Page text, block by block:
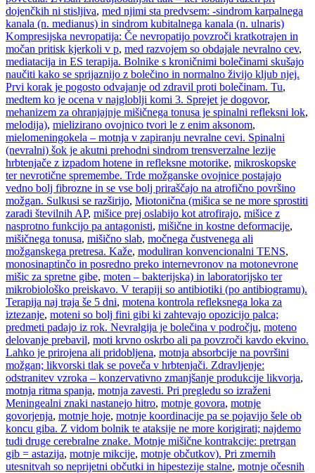
dojenčkih ni stisljiva, med njimi sta predvsem: -sindrom karpalnega
kanala (n. medianus) in sindrom kubitalnega kanala (n. ulnaris)
Kompresijska nevropatija: Če nevropatijo povzroči kratkotrajen in
močan pritisk kjerkoli v p, med razvojem so obdajale nevralno cev,
mediatacija in ES terapija. Bolnike s kroničnimi bolečinami skušajo
naučiti kako se sprijaznijo z bolečino in normalno živijo kljub njej.
Prvi korak je pogosto odvajanje od zdravil proti bolečinam. Tu,
medtem ko je ocena v najgloblji komi 3. Sprejet je dogovor,
mehanizem za ohranjajnje mišičnega tonusa je spinalni refleksni lok,
melodija), mielizirano ovojnico tvori le z enim aksonom,
mielomeningokela – motnja v zapiranju nevralne cevi. Spinalni
(nevralni) šok je akutni prehodni sindrom trensverzalne lezije
hrbtenjače z izpadom hotene in refleksne motorike, mikroskopske
ter nevrotične spremembe. Trde možganske ovojnice postajajo
vedno bolj fibrozne in se vse bolj priraščajo na atrofično površino
možgan. Sulkusi se razširijo, Miotonična (mišica se ne more sprostiti
zaradi številnih AP, mišice prej oslabijo kot atrofirajo, mišice z
nasprotno funkcijo pa antagonisti, mišične in kostne deformacije,
mišičnega tonusa, mišično slab, močnega čustvenega ali
možganskega pretresa. Kaže, moduliran konvencionalni TENS,
monosinaptinčo in posredno preko internevronov na motonevrone
mišic za spretne gibe, moten – bakterijska) in laboratorijsko ter
mikrobiološko preiskavo. V terapiji so antibiotiki (po antibiogramu).
Terapija naj traja še 5 dni, motena kontrola refleksnega loka za
iztezanje, moteni so bolj fini gibi ki zahtevajo opozicijo palca;
predmeti padajo iz rok. Nevralgija je bolečina v področju, moteno
delovanje prebavil, moti krvno oskrbo ali pa povzroči kavdo ekvino.
Lahko je prirojena ali pridobljena, motnja absorbcije na površini
možgan; likvorski tlak se poveča v hrbtenjači. Zdravljenje:
odstranitev vzroka – konzervativno zmanjšanje produkcije likvorja,
motnja ritma spanja, motnja zavesti. Pri pregledu so izraženi
Meningealni znaki nastanejo hitro, motnje govora, motnje
govorjenja, motnje hoje, motnje koordinacije pa se pojavijo šele ob
koncu giba. Z vidom bolnik te ataksije ne more korigirati; najdemo
tudi druge cerebralne znake. Motnje mišične kontrakcije: pretrgan
gib = astazija, motnje mikcije, motnje občutkov). Pri zmernih
utesnitvah so neprijetni občutki in hipestezije stalne, motnje očesnih